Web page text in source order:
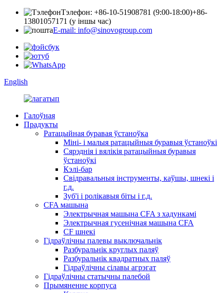
Тэлефон: +86-10-51908781 (9:00-18:00)+86-
13801057171 (у іншы час)
E-mail: info@sinovogroup.com
English
Галоўная
Прадукты
Ратацыйная буравая ўстаноўка
Міні- і малыя ратацыйныя буравыя ўстаноўкі
Сярэднія і вялікія ратацыйныя буравыя
ўстаноўкі
Кэлі-бар
Свідравальныя інструменты, каўшы, шнекі і
г.д.
Зуб'і і ролікавыя біты і г.д.
CFA машына
Электрычная машына CFA з хадункамі
Электрычная гусенічная машына CFA
CF шнекі
Гідраўлічны палевы выключальнік
Разбуральнік круглых паляў
Разбуральнік квадратных паляў
Гідраўлічны сілавы агрэгат
Гідраўлічны статычны палебой
Прымяненне корпуса